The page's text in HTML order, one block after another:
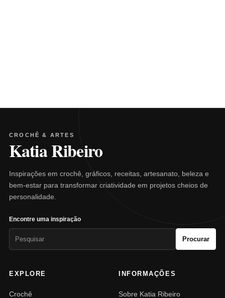
CROCHÊ & ARTES
Katia Ribeiro
Inspirações em crochê, gráficos, receitas, artesanato, beleza e
bem-estar para transformar criatividade em projetos cheios de
personalidade.
Encontre uma inspiração
Procurar
EXPLORE
Crochê
INFORMAÇÕES
Sobre Katia Ribeiro